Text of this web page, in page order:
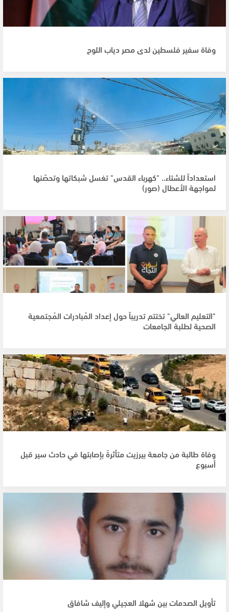
وفاة سفير فلسطين لدى مصر دياب اللوح
استعداداً للشتاء.. "كهرباء القدس" تغسل شبكاتها وتحصّنها
لمواجهة الأعطال (صور)
"التعليم العالي" تختتم تدريباً حول إعداد المُبادرات المُجتمعية
الصحية لطلبة الجامعات
وفاة طالبة من جامعة بيرزيت متأثرةً بإصابتها في حادث سير قبل
أسبوع
تأويل الصدمات بين شهلا العجيلي وإليف شافاق